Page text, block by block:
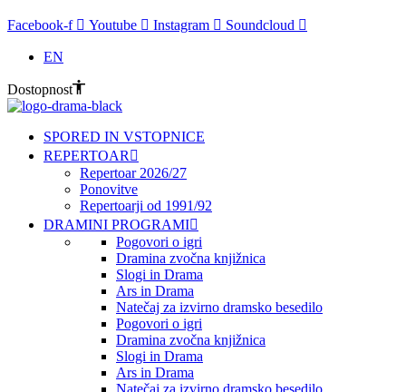
Facebook-f Youtube Instagram Soundcloud
EN
Dostopnost
SPORED IN VSTOPNICE
REPERTOAR
Repertoar 2026/27
Ponovitve
Repertoarji od 1991/92
DRAMINI PROGRAMI
Pogovori o igri
Dramina zvočna knjižnica
Slogi in Drama
Ars in Drama
Natečaj za izvirno dramsko besedilo
Pogovori o igri
Dramina zvočna knjižnica
Slogi in Drama
Ars in Drama
Natečaj za izvirno dramsko besedilo